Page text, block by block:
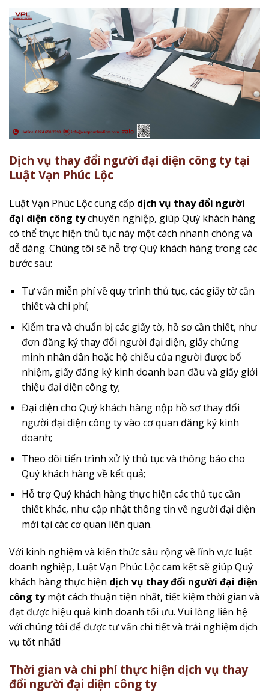
Dịch vụ thay đổi người đại diện công ty tại
Luật Vạn Phúc Lộc
Luật Vạn Phúc Lộc cung cấp dịch vụ thay đổi người
đại diện công tychuyên nghiệp, giúp Quý khách hàng
có thể thực hiện thủ tục này một cách nhanh chóng và
dễ dàng. Chúng tôi sẽ hỗ trợ Quý khách hàng trong các
bước sau:
Tư vấn miễn phí về quy trình thủ tục, các giấy tờ cần
thiết và chi phí;
Kiểm tra và chuẩn bị các giấy tờ, hồ sơ cần thiết, như
đơn đăng ký thay đổi người đại diện, giấy chứng
minh nhân dân hoặc hộ chiếu của người được bổ
nhiệm, giấy đăng ký kinh doanh ban đầu và giấy giới
thiệu đại diện công ty;
Đại diện cho Quý khách hàng nộp hồ sơ thay đổi
người đại diện công ty vào cơ quan đăng ký kinh
doanh;
Theo dõi tiến trình xử lý thủ tục và thông báo cho
Quý khách hàng về kết quả;
Hỗ trợ Quý khách hàng thực hiện các thủ tục cần
thiết khác, như cập nhật thông tin về người đại diện
mới tại các cơ quan liên quan.
Với kinh nghiệm và kiến thức sâu rộng về lĩnh vực luật
doanh nghiệp, Luật Vạn Phúc Lộc cam kết sẽ giúp Quý
khách hàng thực hiện dịch vụ thay đổi người đại diện
công tymột cách thuận tiện nhất, tiết kiệm thời gian và
đạt được hiệu quả kinh doanh tối ưu. Vui lòng liên hệ
với chúng tôi để được tư vấn chi tiết và trải nghiệm dịch
vụ tốt nhất!
Thời gian và chi phí thực hiện dịch vụ thay
đổi người đại diện công ty